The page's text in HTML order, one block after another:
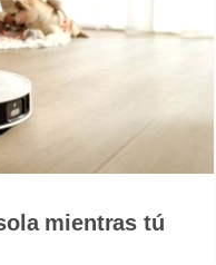
mientras tú